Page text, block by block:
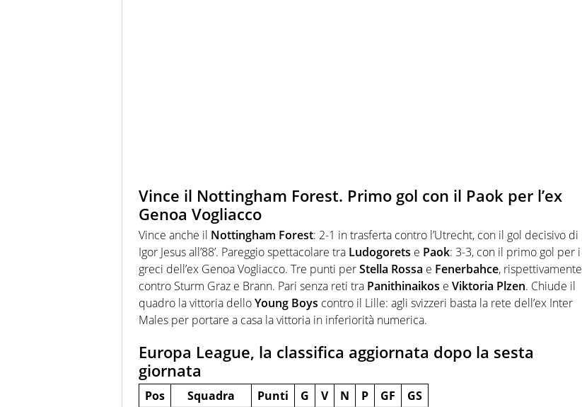
Vince il Nottingham Forest. Primo gol con il Paok per l’ex
Genoa Vogliacco
Vince anche il Nottingham Forest: 2-1 in trasferta contro l’Utrecht, con il gol decisivo di
Igor Jesus all’88’. Pareggio spettacolare tra Ludogorets e Paok: 3-3, con il primo gol per i
greci dell’ex Genoa Vogliacco. Tre punti perStella Rossa e Fenerbahce, rispettivamente
contro Sturm Graz e Brann. Pari senza reti tra Panithinaikos e Viktoria Plzen. Chiude il
quadro la vittoria delloYoung Boys contro il Lille: agli svizzeri basta la rete dell’ex Inter
Males per portare a casa la vittoria in inferiorità numerica.
Europa League, la classifica aggiornata dopo la sesta
giornata
Pos Squadra Punti G V N P GF
GS